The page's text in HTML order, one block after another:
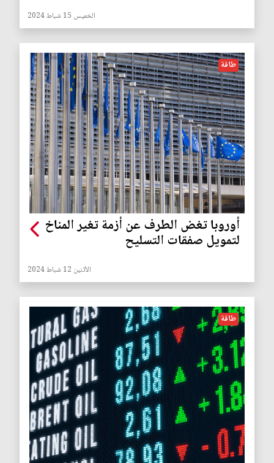
الخميس 15 شباط 2024
طاقة
أوروبا تغض الطرف عن أزمة تغير المناخ
لتمويل صفقات التسليح
الأثنين 12 شباط 2024
طاقة